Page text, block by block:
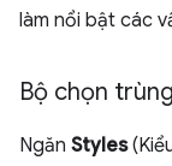
làm nổi bật các
Bộ chọn
Ngăn Styles